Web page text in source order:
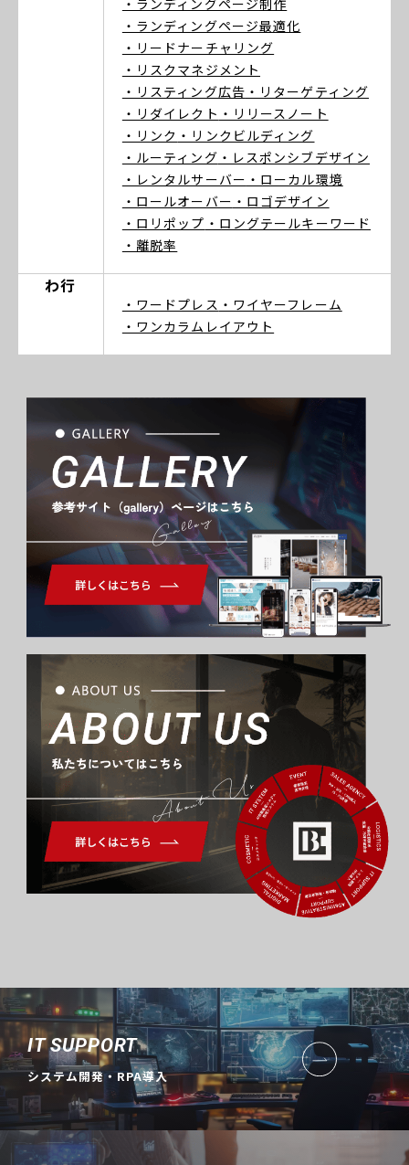
・ランディングページ制作
・ランディングページ最適化
・リードナーチャリング
・リスクマネジメント
・リスティング広告 ・リターゲティング
・リダイレクト ・リリースノート
・リンク ・リンクビルディング
・ルーティング ・レスポンシブデザイン
・レンタルサーバー ・ローカル環境
・ロールオーバー ・ロゴデザイン
・ロリポップ ・ロングテールキーワード
・離脱率
わ行
・ワードプレス ・ワイヤーフレーム
・ワンカラムレイアウト
Gallery
About Us
IT SUPPORT
システム開発・RPA導入